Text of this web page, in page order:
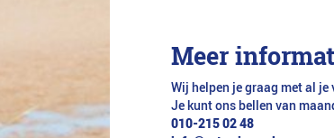
Meer
Wij helpen je graag met al je
Je kunt ons bellen van
010-215 02 48